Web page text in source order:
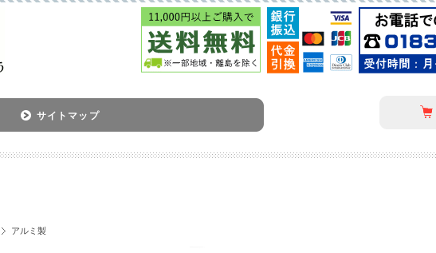
サイトマップ
アルミ製